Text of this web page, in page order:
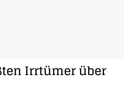
Irrtümer über